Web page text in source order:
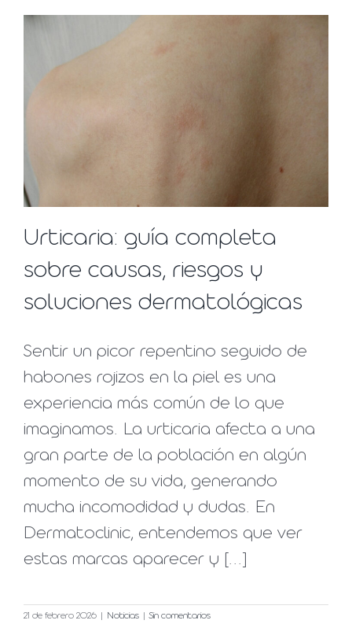
Urticaria: guía completa
sobre causas, riesgos y
soluciones dermatológicas
Sentir un picor repentino seguido de
habones rojizos en la piel es una
experiencia más común de lo que
imaginamos. La urticaria afecta a una
gran parte de la población en algún
momento de su vida, generando
mucha incomodidad y dudas. En
Dermatoclinic, entendemos que ver
estas marcas aparecer y [...]
21 de febrero 2026 Noticias
Sin comentarios